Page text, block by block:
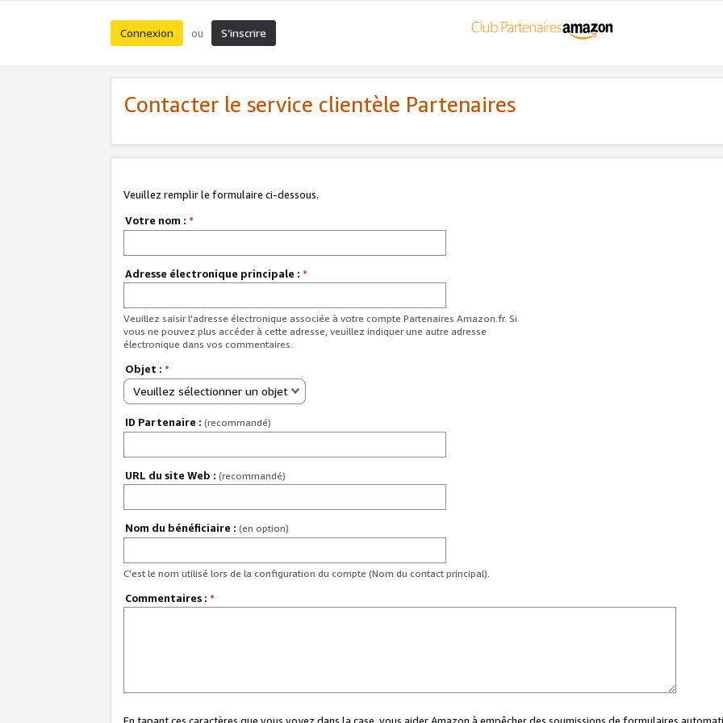
Connexion ou S’inscrire
Contacter le service clientèle Partenaires
Veuillez remplir le formulaire ci-dessous.
Votre nom : *
Adresse électronique principale : *
Veuillez saisir l'adresse électronique associée à votre compte Partenaires Amazon.fr. Si
vous ne pouvez plus accéder à cette adresse, veuillez indiquer une autre adresse
électronique dans vos commentaires.
Objet : *
Veuillez sélectionner un objet
ID Partenaire : (recommandé)
URL du site Web : (recommandé)
Nom du bénéficiaire : (en option)
C'est le nom utilisé lors de la configuration du compte (Nom du contact principal).
Commentaires : *